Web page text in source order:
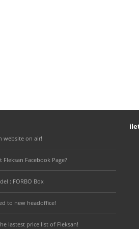
website on air!
Fleksan Facebook Page?
: FORBO Box
to new headoffice!
lastest price list of Fleksan!